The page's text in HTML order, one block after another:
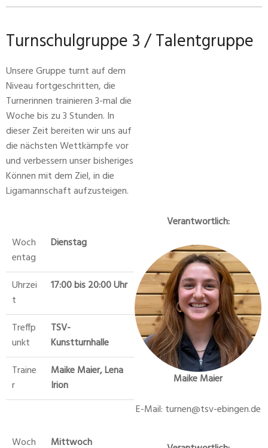
Turnschulgruppe 3 / Talentgruppe
Unsere Gruppe turnt auf dem
Niveau fortgeschritten, die
Turnerinnen trainieren 3-mal die
Woche bis zu 3 Stunden. In
dieser Zeit bereiten wir uns auf
die nächsten Wettkämpfe vor
und verbessern unser bisheriges
Können mit dem Ziel, in die
Ligamannschaft aufzusteigen.
Woch
entag
Dienstag
Uhrzei
t
17:00 bis 20:00 Uhr
Treffp
unkt
TSV-
Kunstturnhalle
Traine
r
Maike Maier, Lena
Irion
Woch Mittwoch
Verantwortlich:
Maike Maier
E-Mail: turnen@tsv-ebingen.de